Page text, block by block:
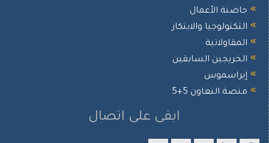
حاضنة الأعمال
التكنولوجيا والابتكار
المقاولاتية
الخريجين السابقين
إيراسموس
منصة التعاون 5+5
ابقى على اتصال